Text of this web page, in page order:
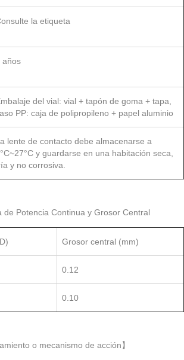
la etiqueta
años
del vial: vial + tapón de goma + tapa,
PP: caja de polipropileno + papel aluminio
lente de contacto debe almacenarse a
y guardarse en una habitación seca,
y no corrosiva.
de Potencia Continua y Grosor Central
Grosor central (mm)
0.12
0.10
o mecanismo de acción】